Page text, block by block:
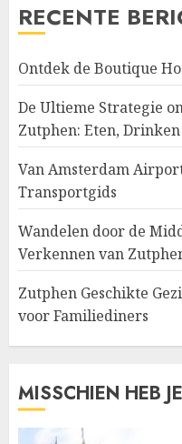
RECENTE
Ontdek de Boutique
De Ultieme Strategie
Zutphen: Eten,
Van Amsterdam
Transportgids
Wandelen door de
Verkennen van
Zutphen Geschikte
voor Familiediners
MISSCHIEN HEB